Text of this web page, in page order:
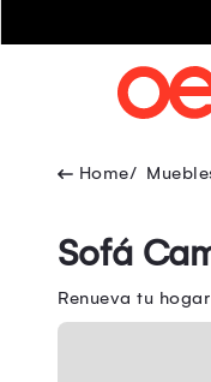
Sofá
Renueva tu